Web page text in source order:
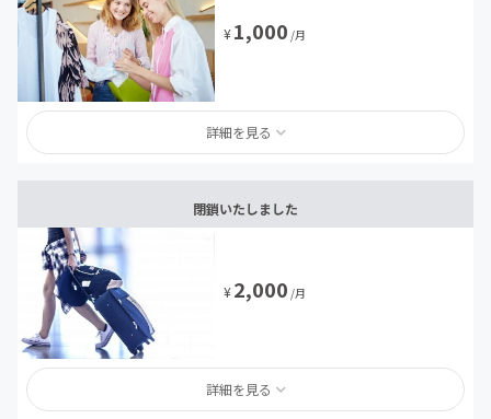
¥1,000 /月
詳細を見る
閉鎖いたしました
¥2,000 /月
詳細を見る